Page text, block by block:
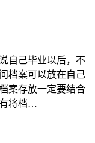
自己毕业以后，不
档案可以放在自己
案存放一定要结合
将档…